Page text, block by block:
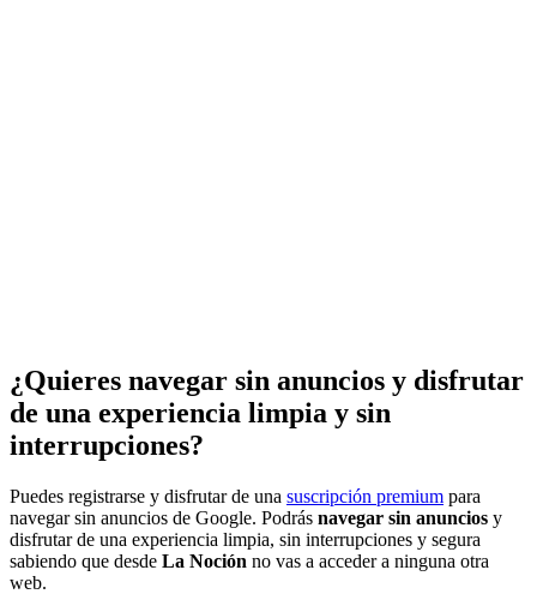
¿Quieres navegar sin anuncios y disfrutar
de una experiencia limpia y sin
interrupciones?
Puedes registrarse y disfrutar de una suscripción premium para
navegar sin anuncios de Google. Podrás navegar sin anuncios y
disfrutar de una experiencia limpia, sin interrupciones y segura
sabiendo que desde La Noción no vas a acceder a ninguna otra
web.